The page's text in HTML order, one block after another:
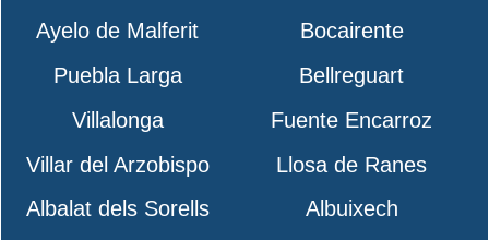
Ayelo de Malferit
Bocairente
Puebla Larga
Bellreguart
Villalonga
Fuente Encarroz
Villar del Arzobispo
Llosa de Ranes
Albalat dels Sorells
Albuixech